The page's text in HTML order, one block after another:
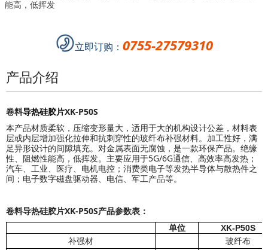
能高，低挥发
立即订购： 0755-27579310
产品介绍
卷料导热硅胶片XK-P50S
本产品材质柔软，压缩变形量大，适用于大的机构设计公差，材料表
层或内层增加强化拉伸和抗刺穿性的玻纤布补强材料。加工性好，满
足异形设计的间隙填充。对金属表面无腐蚀，是一款环保产品。绝缘
性、阻燃性能高，低挥发。主要应用于5G/6G通信、高效率高发热；
汽车、工业、医疗、电机电控；消费类电子等发热半导体与散热件之
间；电子数字磁盘驱动器、电信、军工产品等。
卷料导热硅胶片XK-P50S产品参数表：
单位
XK-P50S
补强材
玻纤布